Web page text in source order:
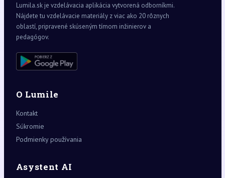
Lumila.sk je vzdelávacia aplikácia vytvorená odborníkmi.
Nájdete tu vzdelávacie materiály z viac ako 20 rôznych
oblastí, pripravené skúseným tímom inžinierov a
pedagógov.
O Lumile
Kontakt
Súkromie
Podmienky používania
Asystent AI